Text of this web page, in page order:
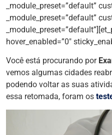
_module_preset=”default”
_module_preset=”default”
hover_enabled=”0″
Você está procurando por
vemos algumas cidades
podendo voltar as suas
essa retomada, foram os